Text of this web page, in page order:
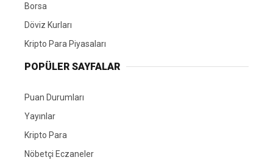
Borsa
Döviz Kurları
Kripto Para Piyasaları
POPÜLER SAYFALAR
Puan Durumları
Yayınlar
Kripto Para
Nöbetçi Eczaneler